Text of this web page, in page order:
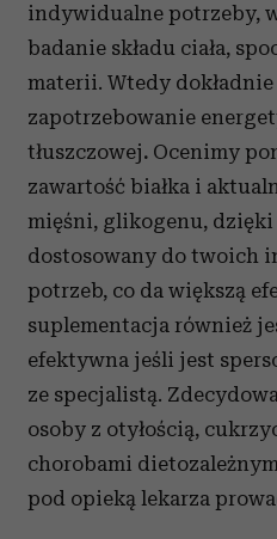
indywidualne potrzeby,
badanie składu ciała,
materii. Wtedy
zapotrzebowanie
tłuszczowej. Ocenimy
zawartość białka i
mięśni, glikogenu, dzięki
dostosowany do twoich
potrzeb, co da większą
suplementacja również
efektywna jeśli jest
ze specjalistą.
osoby z otyłością,
chorobami
pod opieką lekarza